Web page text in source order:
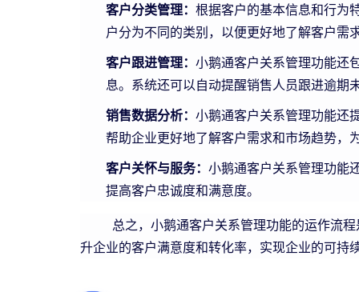
客户分类管理： 根据客户的基本信息和行为
户分为不同的类别，以便更好地了解客户需
客户跟进管理： 小鹅通客户关系管理功能还
息。系统还可以自动提醒销售人员跟进逾期
销售数据分析： 小鹅通客户关系管理功能还
帮助企业更好地了解客户需求和市场趋势，
客户关怀与服务： 小鹅通客户关系管理功能
提高客户忠诚度和满意度。
总之，小鹅通客户关系管理功能的运作流程
升企业的客户满意度和转化率，实现企业的可持